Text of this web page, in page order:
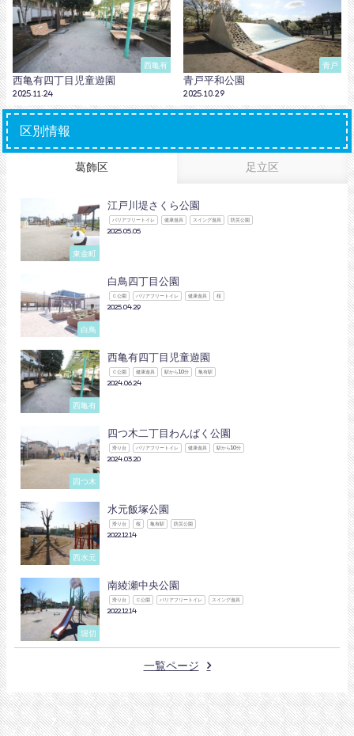
西亀有
西亀有四丁目児童遊園
2025.11.24
青戸
青戸平和公園
2025.10.29
区別情報
葛飾区 足立区
東金町
江戸川堤さくら公園
バリアフリートイレ 健康遊具 スイング遊具 防災公園
2025.05.05
白鳥
白鳥四丁目公園
Ｃ公園 バリアフリートイレ 健康遊具 桜
2025.04.29
西亀有
西亀有四丁目児童遊園
Ｃ公園 健康遊具 駅から10分 亀有駅
2024.06.24
四つ木
四つ木二丁目わんぱく公園
滑り台 バリアフリートイレ 健康遊具 駅から10分
2024.03.20
西水元
水元飯塚公園
滑り台 桜 亀有駅 防災公園
2022.12.14
堀切
南綾瀬中央公園
滑り台 Ｃ公園 バリアフリートイレ スイング遊具
2022.12.14
一覧ページ